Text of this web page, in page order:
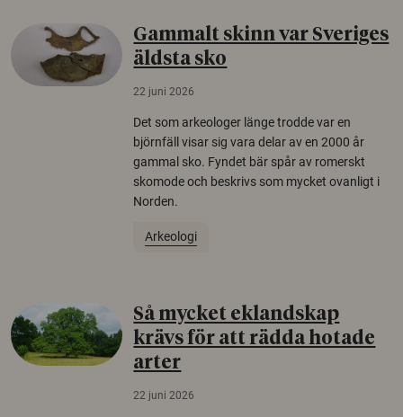
Gammalt skinn var Sveriges
äldsta sko
22 juni 2026
Det som arkeologer länge trodde var en
björnfäll visar sig vara delar av en 2000 år
gammal sko. Fyndet bär spår av romerskt
skomode och beskrivs som mycket ovanligt i
Norden.
Arkeologi
Så mycket eklandskap
krävs för att rädda hotade
arter
22 juni 2026